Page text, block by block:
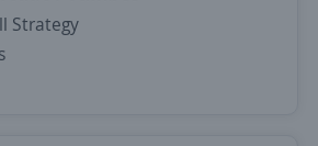
Strategy